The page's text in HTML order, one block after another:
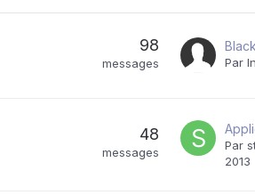
98
messages Par
48
messages Par
2013